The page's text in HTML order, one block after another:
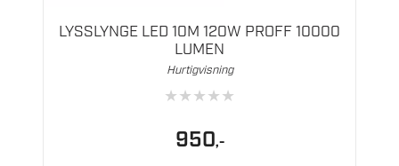
LYSSLYNGE LED 10M 120W PROFF 10000
LUMEN
Hurtigvisning
★★★★★
950,-